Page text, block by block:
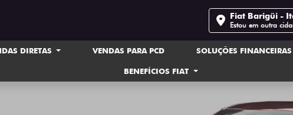
Fiat Barigüi -
Estou em outra
DIRETAS VENDAS PARA PCD SOLUÇÕES FINANCEIRAS
BENEFÍCIOS FIAT